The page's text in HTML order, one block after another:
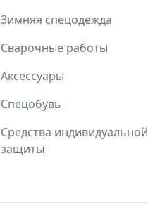
Зимняя спецодежда
Сварочные работы
Аксессуары
Спецобувь
Средства индивидуальной
защиты